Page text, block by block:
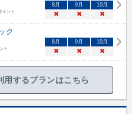
イント
8月 9月 10月
× × ×
ク
ト
8月 9月 10月
× × ×
用するプランはこちら